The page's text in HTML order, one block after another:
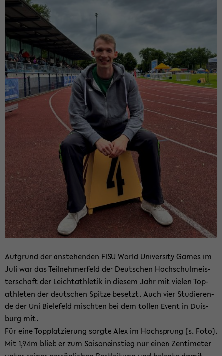
Auf­grund der an­ste­hen­den FISU World Uni­ver­si­ty Games im
Juli war das Teil­neh­mer­feld der Deut­schen Hoch­schul­meis­
ter­schaft der Leicht­ath­le­tik in die­sem Jahr mit vie­len Top­
ath­le­ten der deut­schen Spit­ze be­setzt. Auch vier Stu­die­ren­
de der Uni Bie­le­feld misch­ten bei dem tol­len Event in Duis­
burg mit.
Für eine Topp­lat­zie­rung sorg­te Alex im Hoch­sprung (s. Foto).
Mit 1,94m blieb er zum Sai­son­ein­stieg nur einen Zen­ti­me­ter